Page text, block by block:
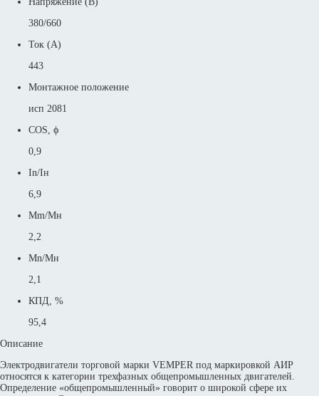
380/660
Ток (А)
443
Монтажное положение
исп 2081
COS, ϕ
0,9
In/Iн
6,9
Mm/Mн
2,2
Mn/Mн
2,1
КПД, %
95,4
Описание
Электродвигатели торговой марки VEMPER под маркировкой АИР
относятся к категории трехфазных общепромышленных двигателей.
Определение «общепромышленный» говорит о широкой сфере их